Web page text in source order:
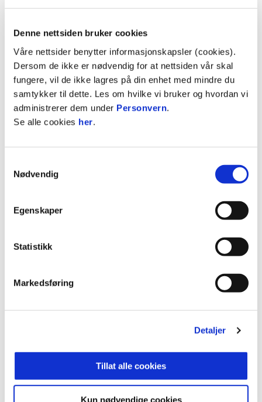
Denne nettsiden bruker cookies
Våre nettsider benytter informasjonskapsler (cookies).
Dersom de ikke er nødvendig for at nettsiden vår skal
fungere, vil de ikke lagres på din enhet med mindre du
samtykker til dette. Les om hvilke vi bruker og hvordan vi
administrerer dem under Personvern.
Se alle cookies her.
Nødvendig
Egenskaper
Statistikk
Markedsføring
Detaljer
Tillat alle cookies
Kun nødvendige cookies
2021
Aalesund
2021
Brann 2 0 0 0
0
2021
Aalesund 12 5 1 2
2020
Brann
1
2020
Brann 26
2019
2019
Brann 25 1 3 2
0
0
0
1
0
4
0
2018
0
0
0
0
2017
0 0
0
2016
Brann
Brann